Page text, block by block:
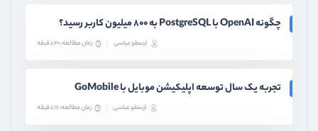
چگونه OpenAI با PostgreSQL به ۸۰۰ میلیون کاربر رسید؟
ارسطو عباسی زمان مطالعه: 20 دقیقه
تجربه یک سال توسعه اپلیکیشن موبایل با GoMobile
ارسطو عباسی زمان مطالعه: 17 دقیقه